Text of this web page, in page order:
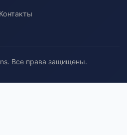
Контакты
Все права защищены.